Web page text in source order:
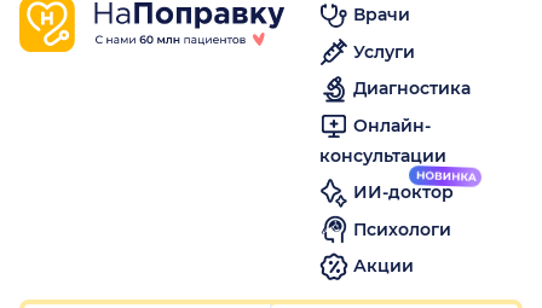
Врачи
Услуги
Диагностика
Онлайн-
консультации
ИИ-доктор
Психологи
Акции